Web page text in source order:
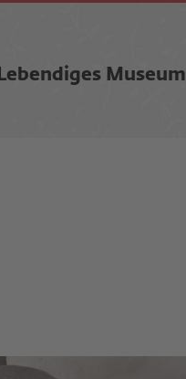
Lebendiges Museum